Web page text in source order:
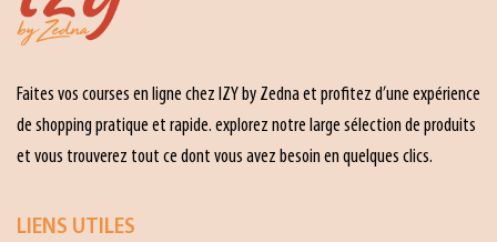
Faites vos courses en ligne chez IZY by Zedna et profitez d’une expérience
de shopping pratique et rapide. explorez notre large sélection de produits
et vous trouverez tout ce dont vous avez besoin en quelques clics.
LIENS UTILES